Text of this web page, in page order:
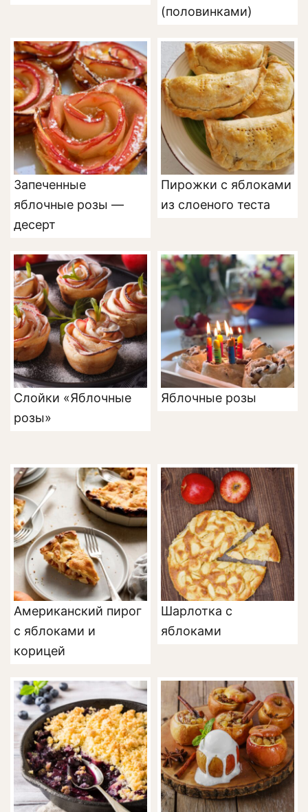
(половинками)
Запеченные
яблочные розы —
десерт
Пирожки с яблоками
из слоеного теста
Слойки «Яблочные
розы»
Яблочные розы
Американский пирог
с яблоками и
корицей
Шарлотка с
яблоками